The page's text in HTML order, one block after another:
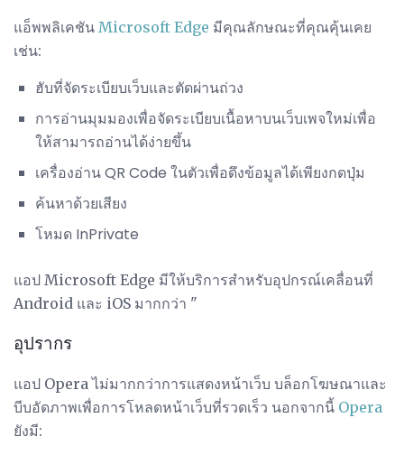
แอ็พพลิเคชัน Microsoft Edge มีคุณลักษณะที่คุณคุ้นเคย
เช่น:
ฮับที่จัดระเบียบเว็บและตัดผ่านถ่วง
การอ่านมุมมองเพื่อจัดระเบียบเนื้อหาบนเว็บเพจใหม่เพื่อ
ให้สามารถอ่านได้ง่ายขึ้น
เครื่องอ่าน QR Code ในตัวเพื่อดึงข้อมูลได้เพียงกดปุ่ม
ค้นหาด้วยเสียง
โหมด InPrivate
แอป Microsoft Edge มีให้บริการสำหรับอุปกรณ์เคลื่อนที่
Android และ iOS มากกว่า "
อุปรากร
แอป Opera ไม่มากกว่าการแสดงหน้าเว็บ บล็อกโฆษณาและ
บีบอัดภาพเพื่อการโหลดหน้าเว็บที่รวดเร็ว นอกจากนี้ Opera
ยังมี: